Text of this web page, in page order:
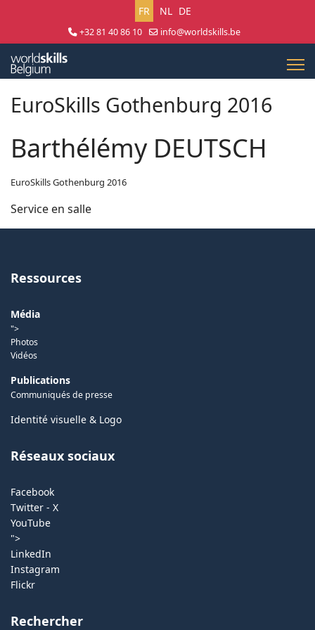
Sélectionnez votre langue
FR NL DE
+32 81 40 86 10
info@worldskills.be
EuroSkills Gothenburg 2016
Barthélémy DEUTSCH
EuroSkills Gothenburg 2016
Service en salle
Ressources
Média
">
Photos
Vidéos
Publications
Communiqués de presse
Identité visuelle & Logo
Réseaux sociaux
Facebook
Twitter - X
YouTube
">
LinkedIn
Instagram
Flickr
Rechercher